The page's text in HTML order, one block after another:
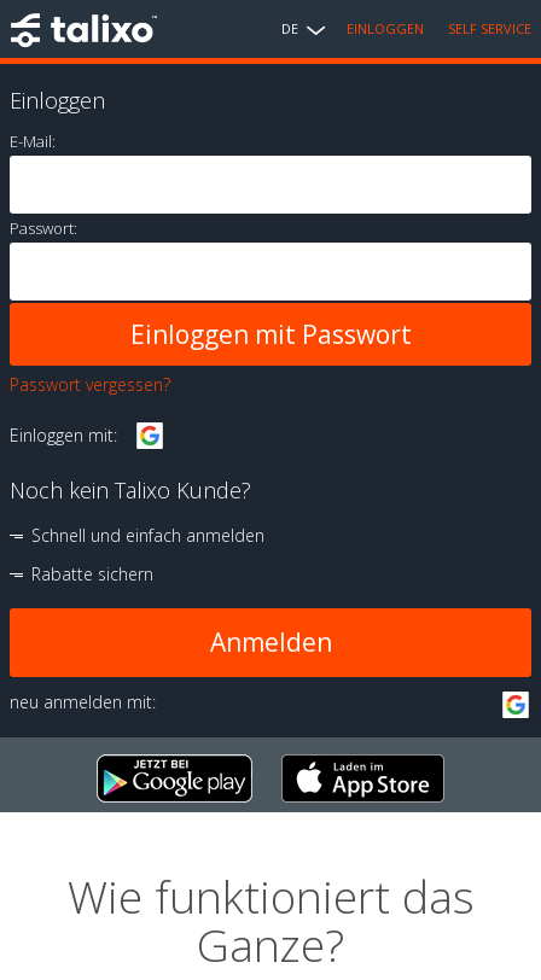
DE EINLOGGEN SELF SERVICE
Einloggen
E-Mail:
Passwort:
Passwort vergessen?
Einloggen mit:
Noch kein Talixo Kunde?
Schnell und einfach anmelden
Rabatte sichern
Anmelden
neu anmelden mit:
Wie funktioniert das
Ganze?